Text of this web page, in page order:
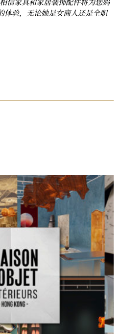
体验，无论她是女商人还是全职